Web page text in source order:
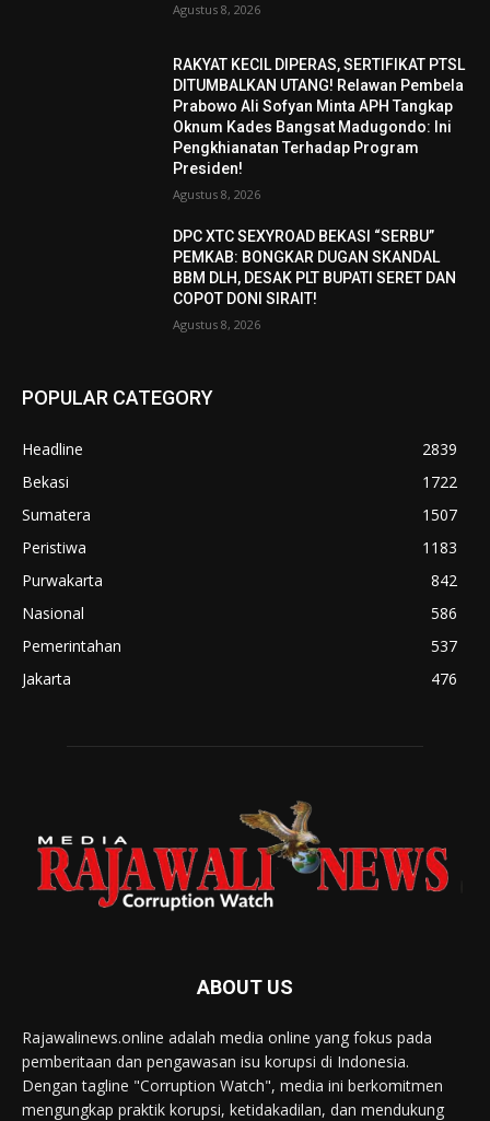
Agustus 8, 2026
RAKYAT KECIL DIPERAS, SERTIFIKAT PTSL
DITUMBALKAN UTANG! Relawan Pembela
Prabowo Ali Sofyan Minta APH Tangkap
Oknum Kades Bangsat Madugondo: Ini
Pengkhianatan Terhadap Program
Presiden!
Agustus 8, 2026
DPC XTC SEXYROAD BEKASI “SERBU”
PEMKAB: BONGKAR DUGAN SKANDAL
BBM DLH, DESAK PLT BUPATI SERET DAN
COPOT DONI SIRAIT!
Agustus 8, 2026
POPULAR CATEGORY
Headline
2839
Bekasi
1722
Sumatera
1507
Peristiwa
1183
Purwakarta
842
Nasional
586
Pemerintahan
537
Jakarta
476
ABOUT US
Rajawalinews.online adalah media online yang fokus pada
pemberitaan dan pengawasan isu korupsi di Indonesia.
Dengan tagline "Corruption Watch", media ini berkomitmen
mengungkap praktik korupsi, ketidakadilan, dan mendukung